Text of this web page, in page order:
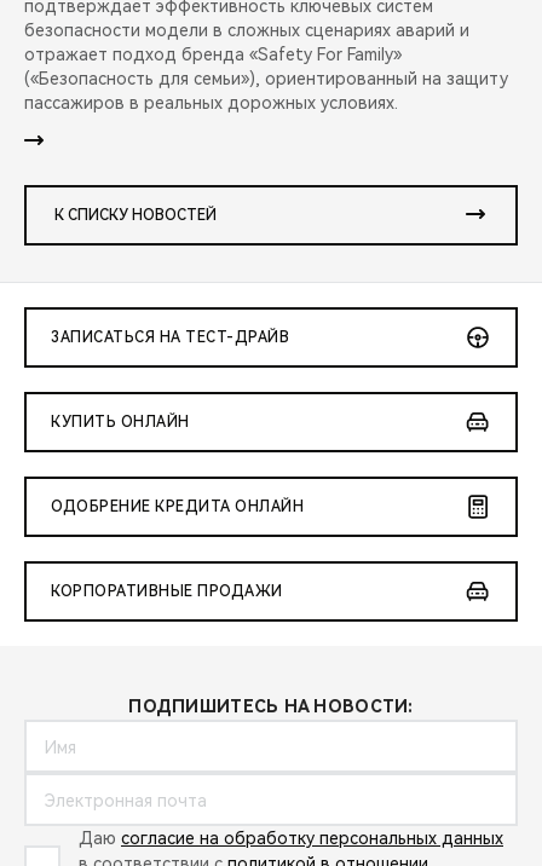
подтверждает эффективность ключевых систем
безопасности модели в сложных сценариях аварий и
отражает подход бренда «Safety For Family»
(«Безопасность для семьи»), ориентированный на защиту
пассажиров в реальных дорожных условиях.
К СПИСКУ НОВОСТЕЙ
ЗАПИСАТЬСЯ НА ТЕСТ-ДРАЙВ
КУПИТЬ ОНЛАЙН
ОДОБРЕНИЕ КРЕДИТА ОНЛАЙН
КОРПОРАТИВНЫЕ ПРОДАЖИ
ПОДПИШИТЕСЬ НА НОВОСТИ:
Даю согласие на обработку персональных данных